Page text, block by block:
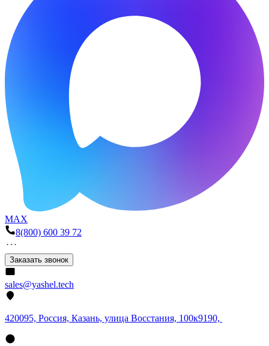
MAX
8(800) 600 39 72
Заказать звонок
sales@yashel.tech
420095, Россия, Казань, улица Восстания, 100к9190,